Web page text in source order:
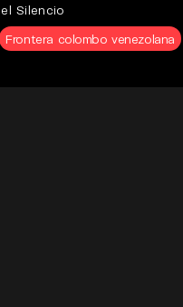
Silencio
Frontera colombo venezolana